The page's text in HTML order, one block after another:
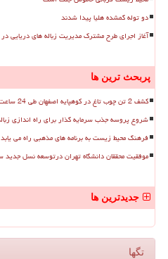
دو توله گمشده هلیا پیدا شدند
آغاز اجرای طرح مشترک مدیریت زباله های دریایی
پربحث ترین ها
کشف 2 تن چوب تاغ در کوهپایه اصفهان طی 24 ساعت اخیر 8 نفر دستگیر شدند
شروع پروسه جذب سرمایه گذار برای راه اندازی زباله سوز ۳۰۰
فرهنگ محیط زیست به برنامه های مذهبی راه می یابد
موفقیت محققان دانشگاه تهران درتوسعه نسل جدید
جدیدترین ها
تگها